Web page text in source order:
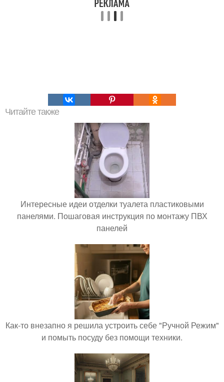
Читайте также
Интересные идеи отделки туалета пластиковыми
панелями. Пошаговая инструкция по монтажу ПВХ
панелей
Как-то внезапно я решила устроить себе "Ручной Режим"
и помыть посуду без помощи техники.